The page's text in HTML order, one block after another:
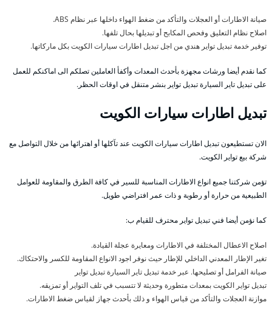
صيانة الاطارات أو العجلات والتأكد من ضغط الهواء داخلها عبر نظام ABS.
اصلاح نظام التعليق وفحص المكابح أو تبديلها بحال تلفها.
توفير خدمة تبديل تواير هندي من اجل تبديل اطارات سيارات الكويت بكل ماركاتها.
كما نقدم أيضا ورشات مجهزة بأحدث المعدات وأكفأ العاملين تصلكم الى اماكنكم للعمل
على تبديل تاير السيارة تبديل تواير بنشر متنقل في اوقات الحظر.
تبديل اطارات سيارات الكويت
الان تستطيعون تبديل اطارات سيارات الكويت عند تآكلها أو اهترائها من خلال التواصل مع
شركة بيع تواير الكويت.
تؤمن شركتنا جميع انواع الاطارات المناسبة للسير في كافة الطرق والمقاومة للعوامل
الطبيعية من حرارة أو رطوبة و ذات عمر افتراضي طويل.
كما نؤمن أيضا فني تبديل تواير محترف للقيام ب:
اصلاح الاعطال المختلفة في الاطارات ومعايرة عجلة القيادة.
تغير الإطار المعدني الداخلي للإطار حيث نوفر اجود الانواع المقاومة للكسر والاحتكاك.
صيانة الفرامل أو تصليحها. عبر خدمة تبديل تاير السيارة تبديل تواير
تبديل تواير الكويت بمعدات متطورة وحديثة لا تتسبب في تلف التواير أو تمزيقه.
موازنة العجلات والتأكد من قياس الهواء و ذلك بأحدث جهاز لقياس ضغط الاطارات.